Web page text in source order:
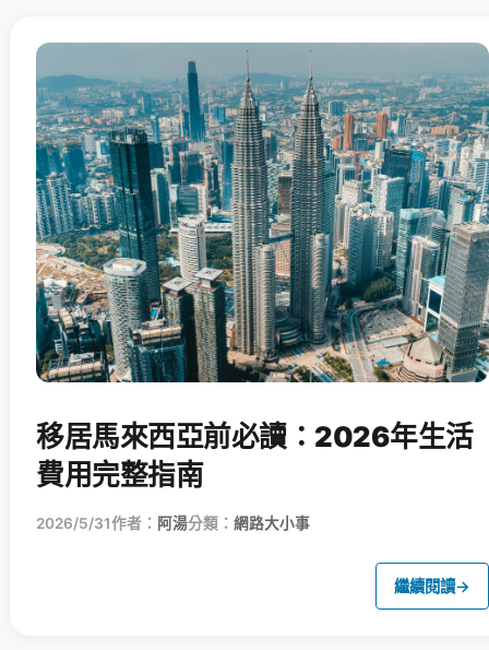
移居馬來西亞前必讀：2026年生活
費用完整指南
2026/5/31作者： 阿湯分類： 網路大小事
繼續閱讀→